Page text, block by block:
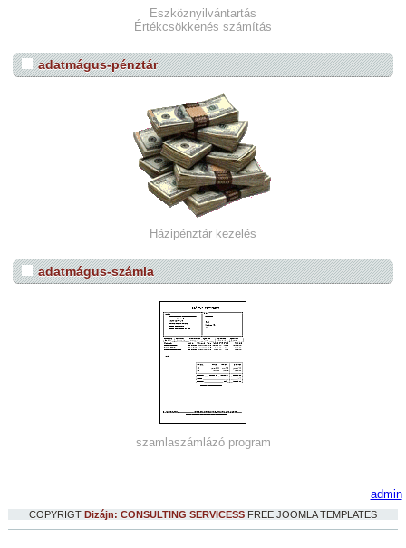
Eszköznyilvántartás
Értékcsökkenés számítás
adatmágus-pénztár
Házipénztár kezelés
adatmágus-számla
szamlaszámlázó program
admin
COPYRIGT Dizájn: CONSULTING SERVICESS FREE JOOMLA TEMPLATES